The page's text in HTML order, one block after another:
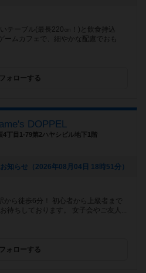
テーブル(最長220㎝！)と飲食持込
ームカフェで、細やかな配慮でおも
フォローする
DOPPEL
4丁目1-79第2ハヤシビル地下1階
知らせ（2026年08月04日 18時51分）
から徒歩6分！ 初心者から上級者まで
待ちしております。 女子会やご友人...
フォローする